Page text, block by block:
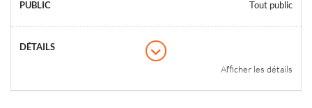
Tout public
Afficher les détails